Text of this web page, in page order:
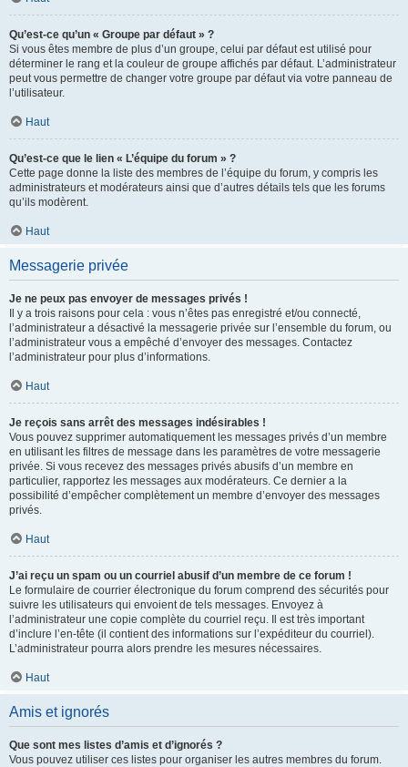
Qu’est-ce qu’un « Groupe par défaut » ?
Si vous êtes membre de plus d’un groupe, celui par défaut est utilisé pour
déterminer le rang et la couleur de groupe affichés par défaut. L’administrateur
peut vous permettre de changer votre groupe par défaut via votre panneau de
l’utilisateur.
Haut
Qu’est-ce que le lien « L’équipe du forum » ?
Cette page donne la liste des membres de l’équipe du forum, y compris les
administrateurs et modérateurs ainsi que d’autres détails tels que les forums
qu’ils modèrent.
Haut
Messagerie privée
Je ne peux pas envoyer de messages privés !
Il y a trois raisons pour cela : vous n’êtes pas enregistré et/ou connecté,
l’administrateur a désactivé la messagerie privée sur l’ensemble du forum, ou
l’administrateur vous a empêché d’envoyer des messages. Contactez
l’administrateur pour plus d’informations.
Haut
Je reçois sans arrêt des messages indésirables !
Vous pouvez supprimer automatiquement les messages privés d’un membre
en utilisant les filtres de message dans les paramètres de votre messagerie
privée. Si vous recevez des messages privés abusifs d’un membre en
particulier, rapportez les messages aux modérateurs. Ce dernier a la
possibilité d’empêcher complètement un membre d’envoyer des messages
privés.
Haut
J’ai reçu un spam ou un courriel abusif d’un membre de ce forum !
Le formulaire de courrier électronique du forum comprend des sécurités pour
suivre les utilisateurs qui envoient de tels messages. Envoyez à
l’administrateur une copie complète du courriel reçu. Il est très important
d’inclure l’en-tête (il contient des informations sur l’expéditeur du courriel).
L’administrateur pourra alors prendre les mesures nécessaires.
Haut
Amis et ignorés
Que sont mes listes d’amis et d’ignorés ?
Vous pouvez utiliser ces listes pour organiser les autres membres du forum.